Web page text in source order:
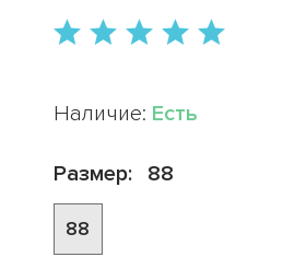
Наличие: Есть
Размер: 88
88